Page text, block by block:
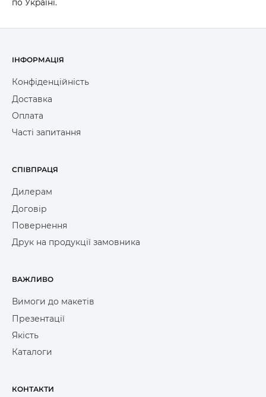
по Україні.
ІНФОРМАЦІЯ
Конфіденційність
Доставка
Оплата
Часті запитання
СПІВПРАЦЯ
Дилерам
Договір
Повернення
Друк на продукції замовника
ВАЖЛИВО
Вимоги до макетів
Презентації
Якість
Каталоги
КОНТАКТИ